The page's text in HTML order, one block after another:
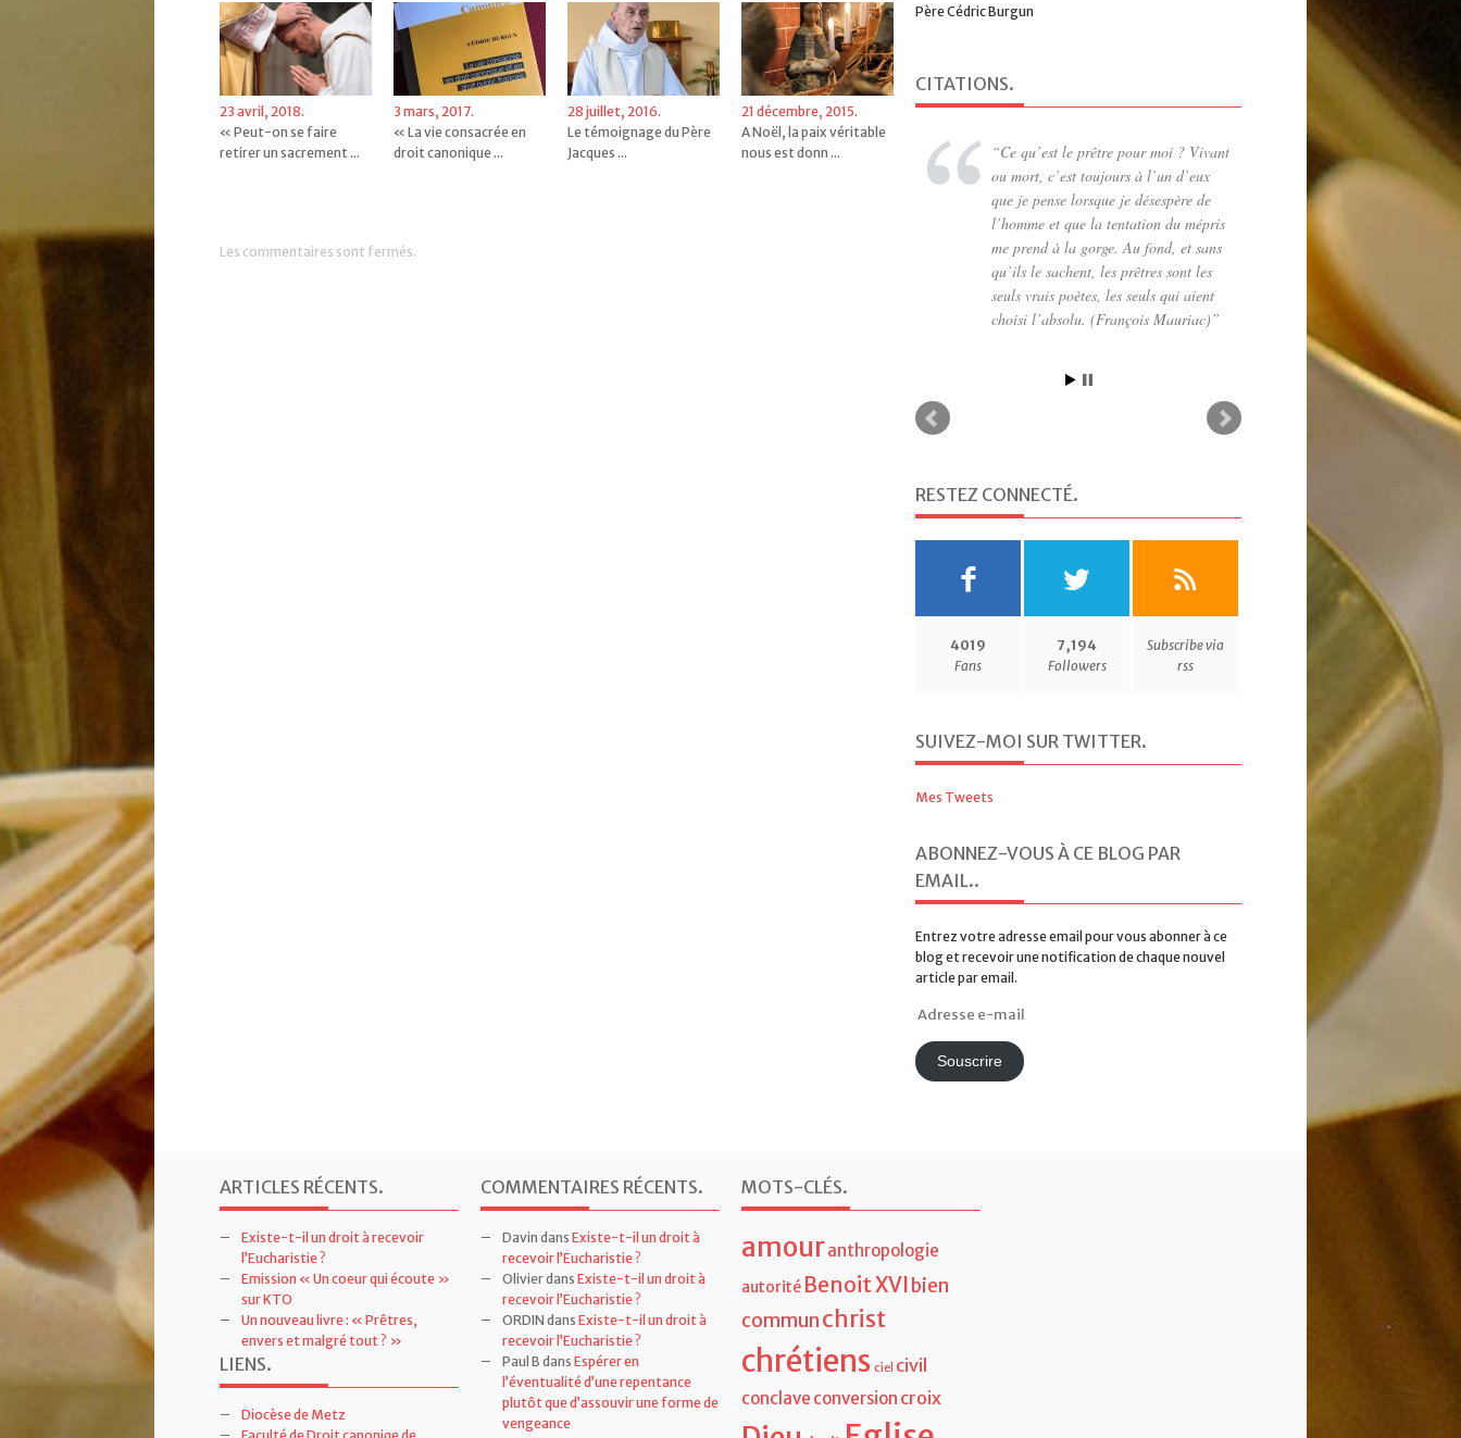
23 avril, 2018.
« Peut-on se faire
retirer un sacrement ...
3 mars, 2017.
« La vie consacrée en
droit canonique ...
28 juillet, 2016.
Le témoignage du Père
Jacques ...
21 décembre, 2015.
A Noël, la paix véritable
nous est donn ...
Les commentaires sont fermés.
Père Cédric Burgun
CITATIONS.
Ce qu’est le prêtre pour moi ? Vivant
ou mort, c’est toujours à l’un d’eux
que je pense lorsque je désespère de
l’homme et que la tentation du mépris
me prend à la gorge. Au fond, et sans
qu’ils le sachent, les prêtres sont les
seuls vrais poètes, les seuls qui aient
choisi l’absolu. (François Mauriac)
RESTEZ CONNECTÉ.
4019
Fans
7,194
Followers
Subscribe via
rss
SUIVEZ-MOI SUR TWITTER.
Mes Tweets
ABONNEZ-VOUS À CE BLOG PAR
EMAIL..
Entrez votre adresse email pour vous abonner à ce
blog et recevoir une notification de chaque nouvel
article par email.
Adresse
mailSouscrire
ARTICLES RÉCENTS.
Existe-t-il un droit à recevoir
l’Eucharistie ?
Emission « Un coeur qui écoute »
sur KTO
Un nouveau livre : « Prêtres,
envers et malgré tout ? »
LIENS.
Diocèse de Metz
Faculté de Droit canoniqe de
COMMENTAIRES RÉCENTS.
Davin dans Existe-t-il un droit à
recevoir l’Eucharistie ?
Olivierdans Existe-t-il un droit à
recevoir l’Eucharistie ?
ORDIN dans Existe-t-il un droit à
recevoir l’Eucharistie ?
Paul B dans Espérer en
l’éventualité d’une repentance
plutôt que d’assouvir une forme de
vengeance
MOTS-CLÉS.
amouranthropologie
autorité Benoit XVIbien
communchrist
chrétiens ciel civil
conclave conversion croix